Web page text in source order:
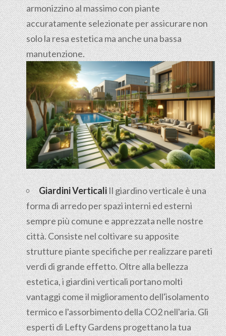
armonizzino al massimo con piante
accuratamente selezionate per assicurare non
solo la resa estetica ma anche una bassa
manutenzione.
Giardini VerticaliIl giardino verticale è una
forma di arredo per spazi interni ed esterni
sempre più comune e apprezzata nelle nostre
città. Consiste nel coltivare su apposite
strutture piante specifiche per realizzare pareti
verdi di grande effetto. Oltre alla bellezza
estetica, i giardini verticali portano molti
vantaggi come il miglioramento dell'isolamento
termico e l'assorbimento della CO2 nell'aria. Gli
esperti di Lefty Gardens progettano la tua